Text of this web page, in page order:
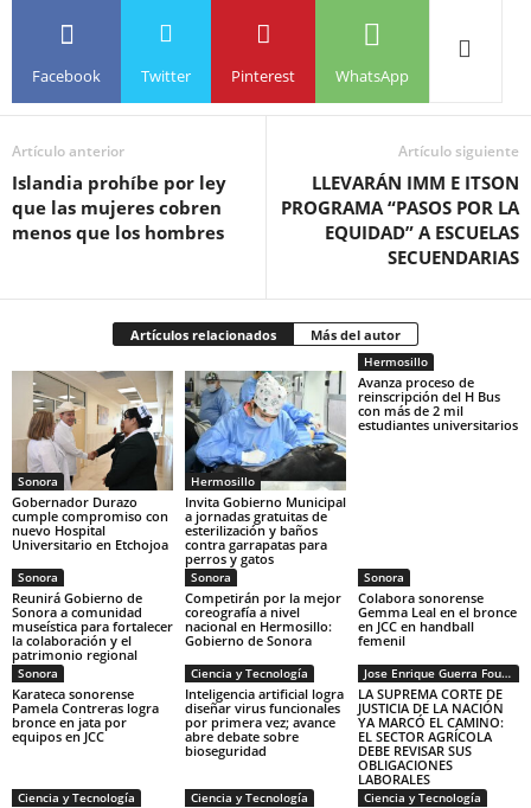
Facebook Twitter Pinterest WhatsApp
Artículo anterior
Islandia prohíbe por ley
que las mujeres cobren
menos que los hombres
Artículo siguiente
LLEVARÁN IMM E ITSON
PROGRAMA “PASOS POR LA
EQUIDAD” A ESCUELAS
SECUENDARIAS
Artículos relacionados Más del autor
Sonora
Gobernador Durazo
cumple compromiso con
nuevo Hospital
Universitario en Etchojoa
Hermosillo
Invita Gobierno Municipal
a jornadas gratuitas de
esterilización y baños
contra garrapatas para
perros y gatos
Hermosillo
Avanza proceso de
reinscripción del H Bus
con más de 2 mil
estudiantes universitarios
Sonora
Reunirá Gobierno de
Sonora a comunidad
museística para fortalecer
la colaboración y el
patrimonio regional
Sonora
Competirán por la mejor
coreografía a nivel
nacional en Hermosillo:
Gobierno de Sonora
Sonora
Colabora sonorense
Gemma Leal en el bronce
en JCC en handball
femenil
Sonora
Karateca sonorense
Pamela Contreras logra
bronce en jata por
equipos en JCC
Ciencia y Tecnología
Inteligencia artificial logra
diseñar virus funcionales
por primera vez; avance
abre debate sobre
bioseguridad
Jose Enrique Guerra Fourcade
LA SUPREMA CORTE DE
JUSTICIA DE LA NACIÓN
YA MARCÓ EL CAMINO:
EL SECTOR AGRÍCOLA
DEBE REVISAR SUS
OBLIGACIONES
LABORALES
Ciencia y Tecnología Ciencia y Tecnología Ciencia y Tecnología